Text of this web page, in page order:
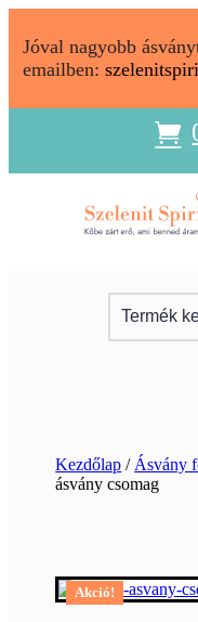
Jóval nagyobb
emailben:
Kezdőlap / Ásvány
ásvány csomag
Akció!